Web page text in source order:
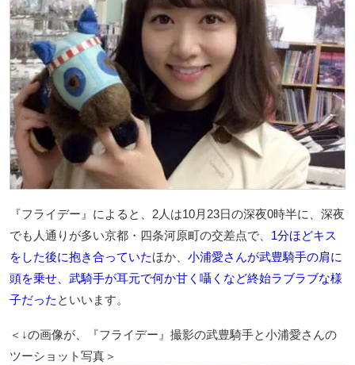
『フライデー』によると、2人は10月23日の深夜0時半に、深夜
でも人通りが多い京都・四条河原町の交差点で、 1分ほどキス
をした後に抱き合っていたほか、 小浦愛さんが武豊騎手の肩に
頭を乗せ、武騎手が耳元で何か甘く囁くなど終始ラブラブな様
子だった といいます。
＜↓の画像が、『フライデー』撮影の武豊騎手と小浦愛さんの
ツーショット写真＞